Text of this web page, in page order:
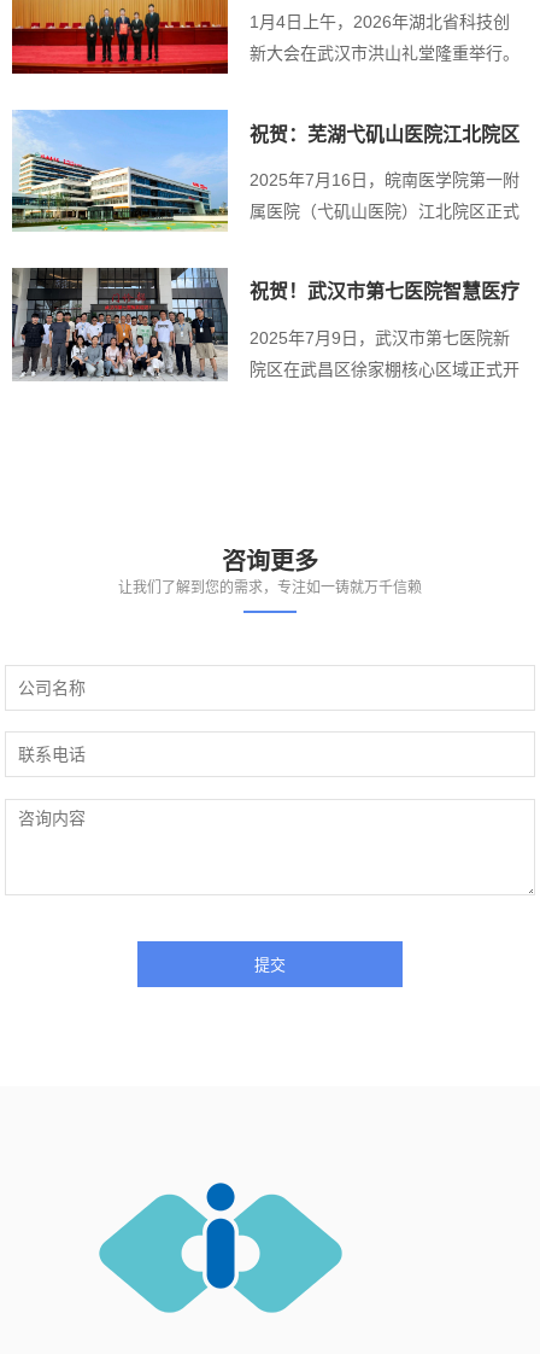
湖北省科技进...
1月4日上午，2026年湖北省科技创
新大会在武汉市洪山礼堂隆重举行。
祝贺：芜湖弋矶山医院江北院区
顺利接入盛博...
2025年7月16日，皖南医学院第一附
属医院（弋矶山医院）江北院区正式
祝贺！武汉市第七医院智慧医疗
云平台上线
2025年7月9日，武汉市第七医院新
院区在武昌区徐家棚核心区域正式开
咨询更多
让我们了解到您的需求，专注如一铸就万千信赖